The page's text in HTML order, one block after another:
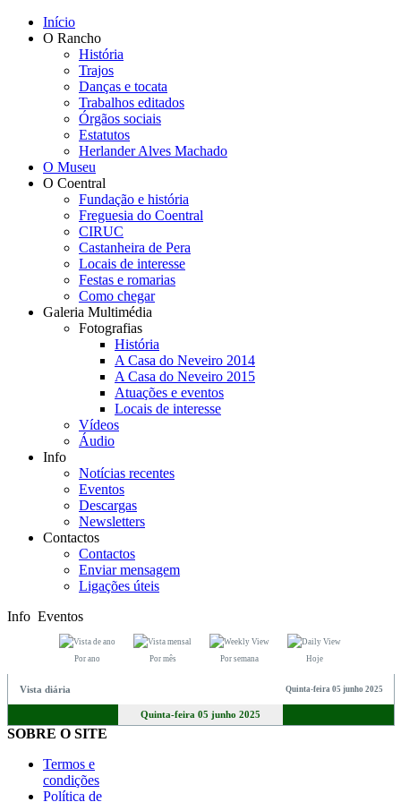
Início
O Rancho
História
Trajos
Danças e tocata
Trabalhos editados
Órgãos sociais
Estatutos
Herlander Alves Machado
O Museu
O Coentral
Fundação e história
Freguesia do Coentral
CIRUC
Castanheira de Pera
Locais de interesse
Festas e romarias
Como chegar
Galeria Multimédia
Fotografias
História
A Casa do Neveiro 2014
A Casa do Neveiro 2015
Atuações e eventos
Locais de interesse
Vídeos
Áudio
Info
Notícias recentes
Eventos
Descargas
Newsletters
Contactos
Contactos
Enviar mensagem
Ligações úteis
Info Eventos
Por ano Por mês Por semana Hoje
Vista diária Quinta-feira 05 junho 2025
Quinta-feira 05 junho 2025
SOBRE O SITE
Termos e
condições
Política de